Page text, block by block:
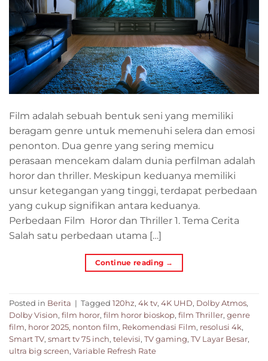
Film adalah sebuah bentuk seni yang memiliki
beragam genre untuk memenuhi selera dan emosi
penonton. Dua genre yang sering memicu
perasaan mencekam dalam dunia perfilman adalah
horor dan thriller. Meskipun keduanya memiliki
unsur ketegangan yang tinggi, terdapat perbedaan
yang cukup signifikan antara keduanya.
Perbedaan Film Horor dan Thriller 1. Tema Cerita
Salah satu perbedaan utama […]
Continue reading →
Posted in Berita | Tagged 120hz, 4k tv, 4K UHD, Dolby Atmos,
Dolby Vision, film horor, film horor bioskop, film Thriller, genre
film, horor 2025, nonton film, Rekomendasi Film, resolusi 4k,
Smart TV, smart tv 75 inch, televisi, TV gaming, TV Layar Besar,
ultra big screen, Variable Refresh Rate